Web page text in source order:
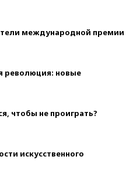
международной премии
революция: новые
чтобы не проиграть?
искусственного